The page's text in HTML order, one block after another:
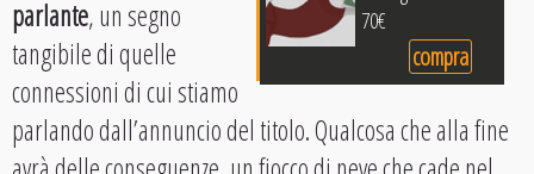
70€
compra
parlante, un segno
tangibile di quelle
connessioni di cui stiamo
parlando dall’annuncio del titolo. Qualcosa che alla fine